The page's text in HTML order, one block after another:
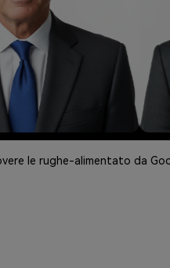
le rughe-alimentato da